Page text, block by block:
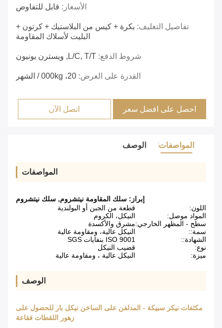
الأسعار: قابل للتفاوض
تفاصيل التغليف: بكرة + كيس من البلاستيك + كرتون +
البليت لأسلاك المقاومة
شروط الدفع: L/C, T/T, ويسترن يونيون
القدرة على العرض: 20، 000kg / الشهر
احصل على افضل سعر اتصل الآن
المواصفات الوصف
المواصفات
إبراز: سلك المقاومة نيتشروم, سلك نيتشروم
اللون:
قطعة من الجبن أو البولندية
المواد موصل:
النيكل، الكروم
سطح - المظهر الخارجي:مشرق والأكسدة
سمة::
النيكل عالية، ومقاومة عالية
الشهادة::
ISO 9001 بنفايات SGS
نوع:
قضيب النيكل
ميزة:
النيكل عالية ، ومقاومة عالية
الوصف
مكثفات نيكر سبيكة - المدلفن على الساخن نيكل بار للحصول على
زهور اللقطات فقاعة